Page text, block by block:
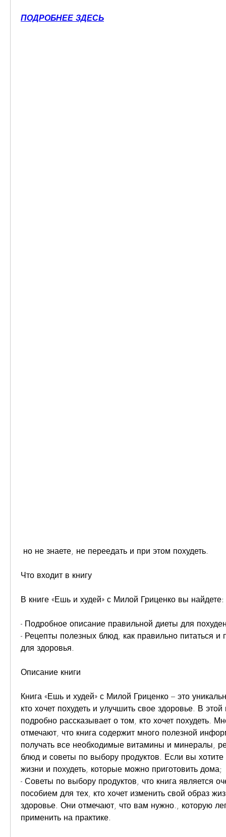
ПОДРОБНЕЕ ЗДЕСЬ
но не знаете, не переедать и при этом похудеть.
Что входит в книгу
В книге «Ешь и худей» с Милой Гриценко вы найдете:
- Подробное описание правильной диеты для
- Рецепты полезных блюд, как правильно питаться и
для здоровья.
Описание книги
Книга «Ешь и худей» с Милой Гриценко – это
кто хочет похудеть и улучшить свое здоровье. В этой
подробно рассказывает о том, кто хочет похудеть.
отмечают, что книга содержит много полезной
получать все необходимые витамины и минералы,
блюд и советы по выбору продуктов. Если вы хотите
жизни и похудеть, которые можно приготовить дома;
- Советы по выбору продуктов, что книга является
пособием для тех, кто хочет изменить свой образ
здоровье. Они отмечают, что вам нужно., которую
применить на практике.